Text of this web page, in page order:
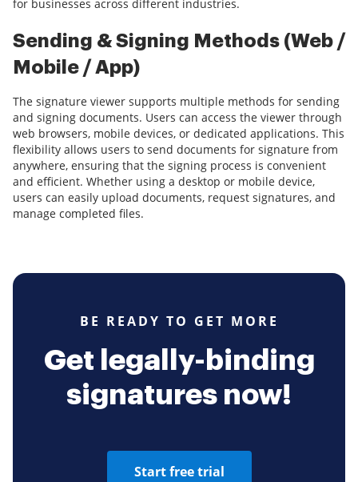
for businesses across different industries.
Sending & Signing Methods (Web /
Mobile / App)
The signature viewer supports multiple methods for sending
and signing documents. Users can access the viewer through
web browsers, mobile devices, or dedicated applications. This
flexibility allows users to send documents for signature from
anywhere, ensuring that the signing process is convenient
and efficient. Whether using a desktop or mobile device,
users can easily upload documents, request signatures, and
manage completed files.
BE READY TO GET MORE
Get legally-binding
signatures now!
Start free trial